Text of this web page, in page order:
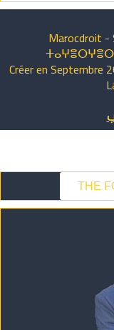
Marocdroit -
Créer en Septembre